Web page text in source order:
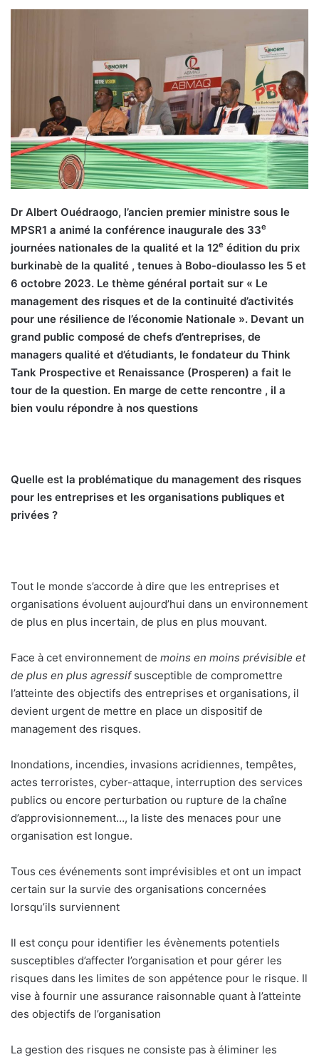
Dr Albert Ouédraogo, l’ancien premier ministre sous le
MPSR1 a animé la conférence inaugurale des 33e
journées nationales de la qualité et la 12e édition du prix
burkinabè de la qualité , tenues à Bobo-dioulasso les 5 et
6 octobre 2023. Le thème général portait sur « Le
management des risques et de la continuité d’activités
pour une résilience de l’économie Nationale ». Devant un
grand public composé de chefs d’entreprises, de
managers qualité et d’étudiants, le fondateur du Think
Tank Prospective et Renaissance (Prosperen) a fait le
tour de la question. En marge de cette rencontre , il a
bien voulu répondre à nos questions
Quelle est la problématique du management des risques
pour les entreprises et les organisations publiques et
privées ?
Tout le monde s’accorde à dire que les entreprises et
organisations évoluent aujourd’hui dans un environnement
de plus en plus incertain, de plus en plus mouvant.
Face à cet environnement de moins en moins prévisible et
de plus en plus agressifsusceptible de compromettre
l’atteinte des objectifs des entreprises et organisations, il
devient urgent de mettre en place un dispositif de
management des risques.
Inondations, incendies, invasions acridiennes, tempêtes,
actes terroristes, cyber-attaque, interruption des services
publics ou encore perturbation ou rupture de la chaîne
d’approvisionnement…, la liste des menaces pour une
organisation est longue.
Tous ces événements sont imprévisibles et ont un impact
certain sur la survie des organisations concernées
lorsqu’ils surviennent
Il est conçu pour identifier les évènements potentiels
susceptibles d’affecter l’organisation et pour gérer les
risques dans les limites de son appétence pour le risque. Il
vise à fournir une assurance raisonnable quant à l’atteinte
des objectifs de l’organisation
La gestion des risques ne consiste pas à éliminer les